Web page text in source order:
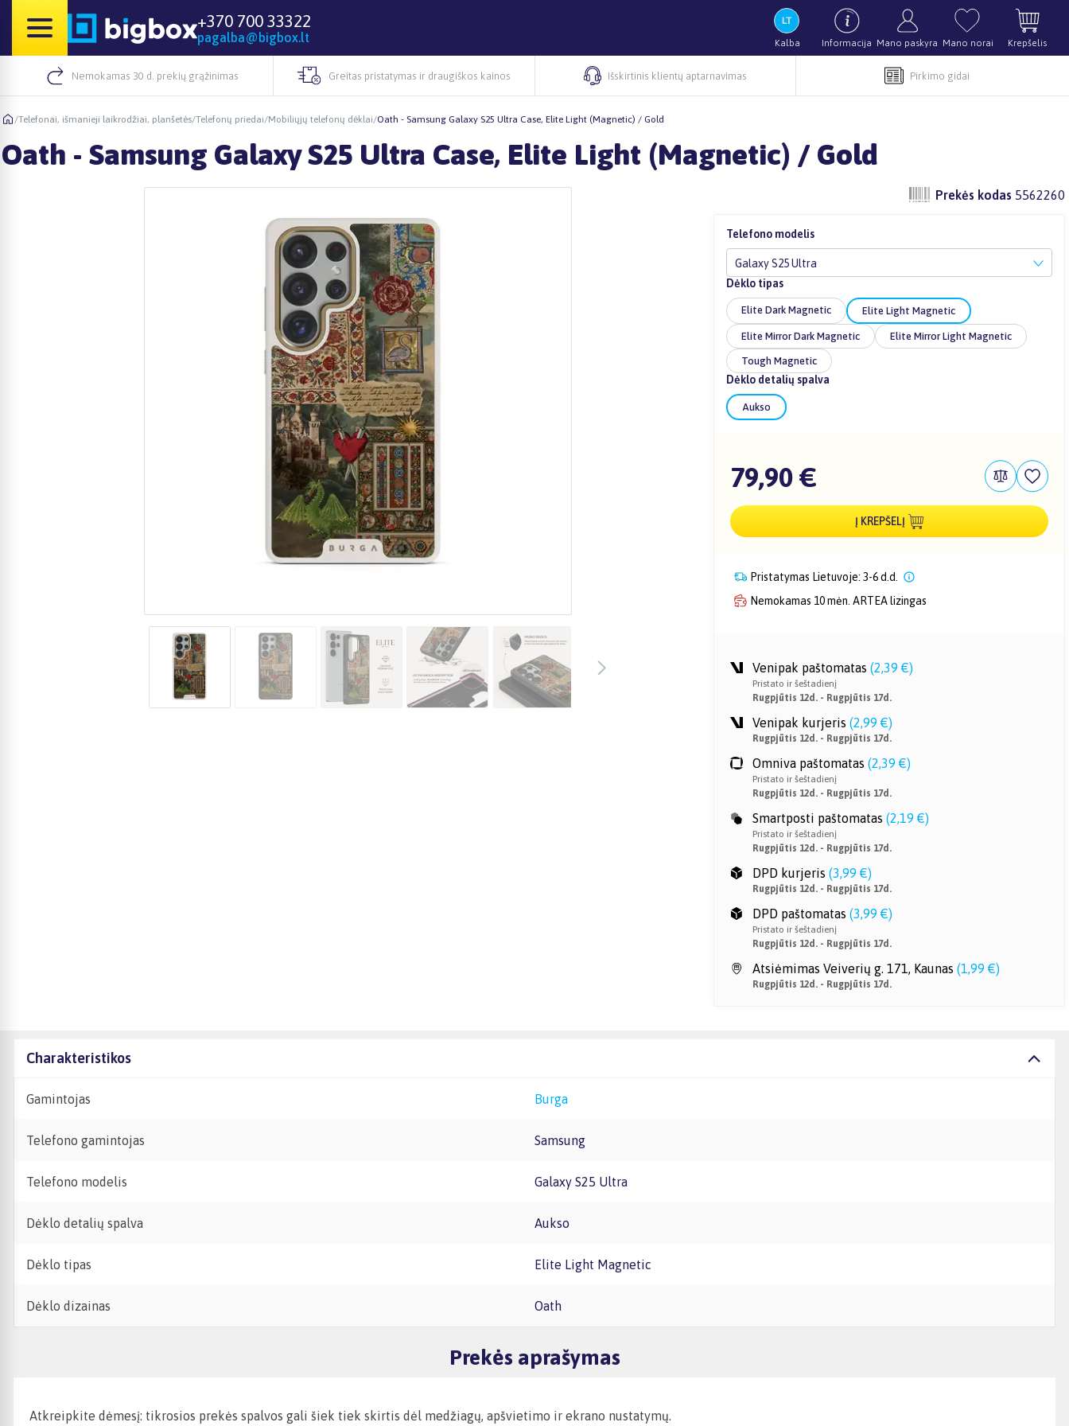
+370 700 33322
pagalba@bigbox.lt Kalba Informacija Mano paskyra Mano norai Krepšelis
Nemokamas 30 d. prekių grąžinimas Greitas pristatymas ir draugiškos kainos Išskirtinis klientų aptarnavimas Pirkimo gidai
/Telefonai, išmanieji laikrodžiai, planšetės/Telefonų priedai/Mobiliųjų telefonų dėklai/Oath - Samsung Galaxy S25 Ultra Case, Elite Light (Magnetic) / Gold
Oath - Samsung Galaxy S25 Ultra Case, Elite Light (Magnetic) / Gold
Prekės kodas 5562260
Telefono modelis
Galaxy S25 Ultra
Dėklo tipas
Elite Dark Magnetic Elite Light Magnetic
Elite Mirror Dark Magnetic Elite Mirror Light Magnetic
Tough Magnetic
Dėklo detalių spalva
Aukso
79,90 €
Į KREPŠELĮ
Pristatymas Lietuvoje: 3-6 d.d.
Nemokamas 10 mėn. ARTEA lizingas
Venipak paštomatas (2,39 €)
Pristato ir šeštadienį
Rugpjūtis 12d. - Rugpjūtis 17d.
Venipak kurjeris (2,99 €)
Rugpjūtis 12d. - Rugpjūtis 17d.
Omniva paštomatas (2,39 €)
Pristato ir šeštadienį
Rugpjūtis 12d. - Rugpjūtis 17d.
Smartposti paštomatas (2,19 €)
Pristato ir šeštadienį
Rugpjūtis 12d. - Rugpjūtis 17d.
DPD kurjeris (3,99 €)
Rugpjūtis 12d. - Rugpjūtis 17d.
DPD paštomatas (3,99 €)
Pristato ir šeštadienį
Rugpjūtis 12d. - Rugpjūtis 17d.
Atsiėmimas Veiverių g. 171, Kaunas (1,99 €)
Rugpjūtis 12d. - Rugpjūtis 17d.
Charakteristikos
Gamintojas Burga
Telefono gamintojas Samsung
Telefono modelis Galaxy S25 Ultra
Dėklo detalių spalva Aukso
Dėklo tipas Elite Light Magnetic
Dėklo dizainas Oath
Prekės aprašymas
Atkreipkite dėmesį: tikrosios prekės spalvos gali šiek tiek skirtis dėl medžiagų, apšvietimo ir ekrano nustatymų.